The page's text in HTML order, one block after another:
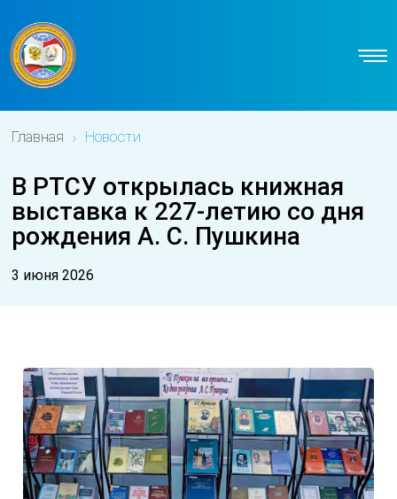
Главная Новости
В РТСУ открылась книжная
выставка к 227-летию со дня
рождения А. С. Пушкина
3 июня 2026